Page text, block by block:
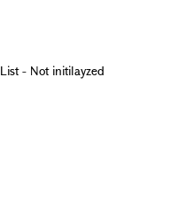
List - Not initilayzed